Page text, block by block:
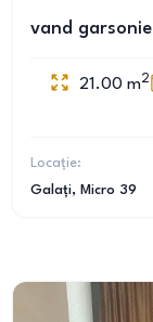
vand
21.00 m2
Locație:
Galați, Micro 39